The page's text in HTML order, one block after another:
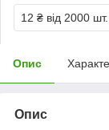
12 ₴ від 2000 шт.
Опис
Опис